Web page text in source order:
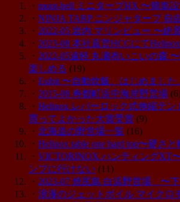
・ mont-bell ミニタープHX 〜簡単
・ NINJA TARP ニンジャタープ 自
・ 2022-05 岩内 マリンビュー 〜絶
・ 2023-08 本社直営HCCにて
・ 2022-05遠軽 丸瀬布いこいの森
楽しめる (19)
・ Esibit 〜自動炊飯、はじめました
・ 2015-08 寿都町浜中海岸野営場
・ Helinox レバーロック式伸縮テン
買ってよかった大賞受賞 (9)
・ 北海道の野営場一覧 (16)
・ Helinox table one hard top〜硬さ
・ VICTORINOX ハンティングXT
ンプに行けない (11)
・ 2023-07 焼尻島 白浜野営場 〜
・ 浪漫のジェットボイル マイクロ